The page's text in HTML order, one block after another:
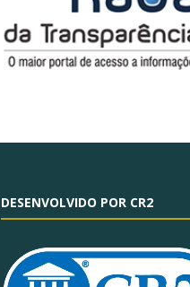
DESENVOLVIDO POR CR2